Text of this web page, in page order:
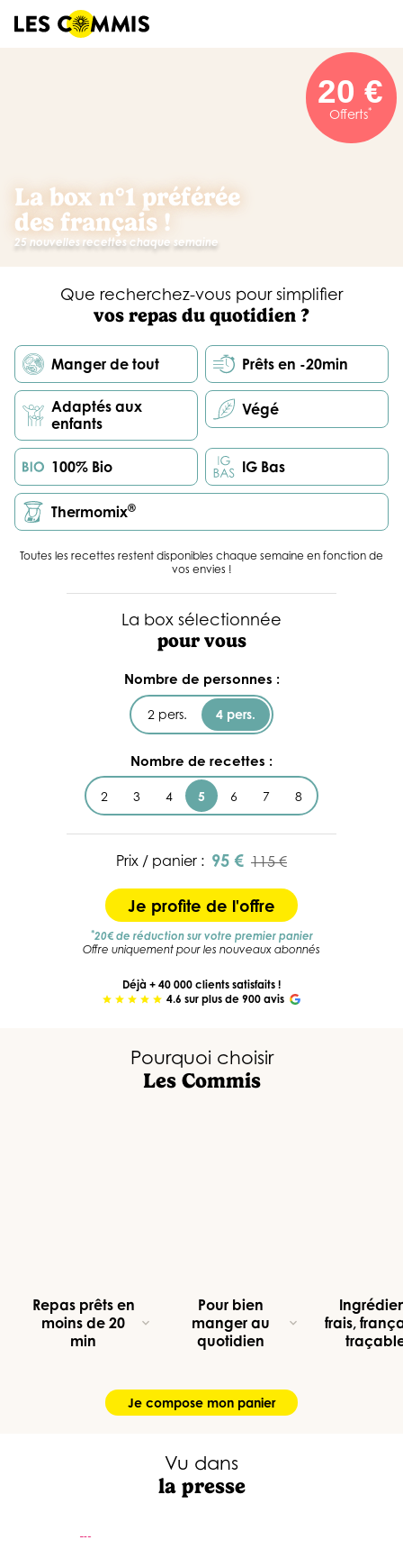
La box n°1 préférée
des français !
25 nouvelles recettes chaque semaine
20 €
Offerts*
Que recherchez-vous pour simplifier
vos repas du quotidien ?
Manger de tout Prêts en -20min
Adaptés aux
enfants
Végé
100% Bio IG Bas
Thermomix®
Toutes les recettes restent disponibles chaque semaine en fonction de
vos envies !
La box sélectionnée
pour vous
Nombre de personnes :
2 pers. 4 pers.
Nombre de recettes :
2 3 4 5 6 7 8
Prix / panier : 95 € 115 €
Je profite de l'offre
*20€ de réduction sur votre premier panier
Offre uniquement pour les nouveaux abonnés
Déjà + 40 000 clients satisfaits !
star star star star star 4.6 sur plus de 900 avis
Pourquoi choisir
Les Commis
Repas prêts en
moins de 20
min
expand_more
Pour bien
manger au
quotidien
expand_more
frais,
Je compose mon panier
Vu dans
la presse